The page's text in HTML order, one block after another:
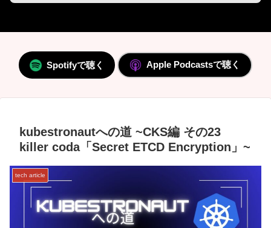
Spotifyで聴く Apple Podcastsで聴く
kubestronautへの道 ~CKS編 その23
killer coda「Secret ETCD Encryption」~
tech article